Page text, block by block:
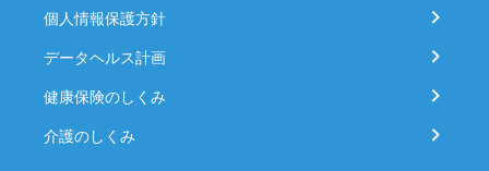
個人情報保護方針
データヘルス計画
健康保険のしくみ
介護のしくみ